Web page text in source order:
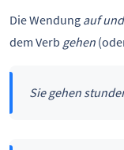
Die Wendung auf
dem Verb gehen
Sie gehen